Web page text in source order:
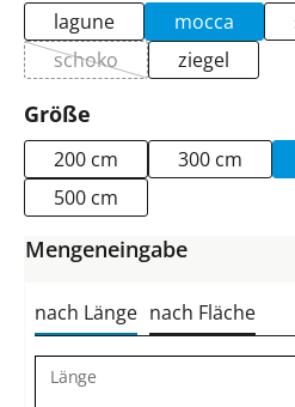
lagune mocca
schoko(Diese Option ist zurzeit
ziegel
Größe
200 cm 300 cm
500 cm
Mengeneingabe
nach Länge nach Fläche
Länge